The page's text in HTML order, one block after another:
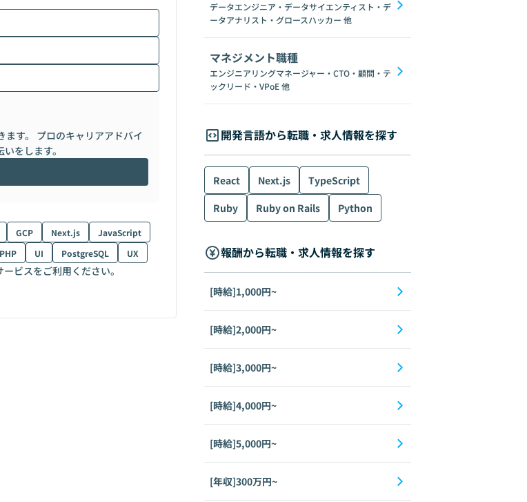
す。 プロのキャリアアドバイ
をします。
GCP Next.js
JavaScript
PHP UI PostgreSQL UX
ビスをご利用ください。
データエンジニア・データサイエンティスト・デ
ータアナリスト・グロースハッカー 他
マネジメント職種
エンジニアリングマネージャー・CTO・顧問・テ
ックリード・VPoE他
開発言語から転職・求人情報を探す
React Next.js
TypeScript
Ruby
Ruby on Rails Python
報酬から転職・求人情報を探す
[時給]1,000円~
[時給]2,000円~
[時給]3,000円~
[時給]4,000円~
[時給]5,000円~
[年収]300万円~